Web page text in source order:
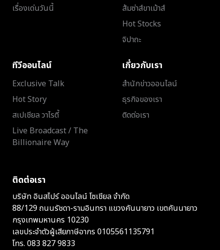
เรื่องเด่นวันนี้
ส้มซ่าส์ขาเม้าส์
Hot Stocks
จิปาถะ
ทีวีออนไลน์
Exclusive Talk
Hot Story
สเปเชียล วาไรตี้
Live Broadcast / The
Billionaire Way
เกี่ยวกับเรา
สำนักข่าวออนไลน์
ธุรกิจของเรา
ติดต่อเรา
ติดต่อเรา
บริษัท อินสไปร์ ออนไลน์ โซเชียล จำกัด
88/129 ถนนรัชดา-รามอินทรา แขวงคันนายาว เขตคันนายาว
กรุงเทพมหานคร 10230
เลขประจำตัวผู้เสียภาษีอากร 0105561135791
โทร. 083 827 9833